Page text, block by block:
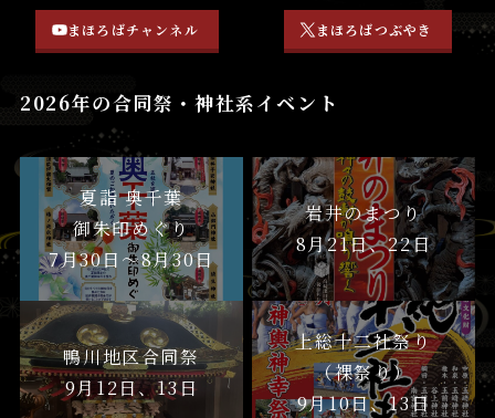
まほろばチャンネル まほろばつぶやき
2026年の合同祭・神社系イベント
夏詣 奥千葉
御朱印めぐり
7月30日〜8月30日
岩井のまつり
8月21日、22日
鴨川地区合同祭
9月12日、13日
上総十二社祭り
（裸祭り）
9月10日、13日